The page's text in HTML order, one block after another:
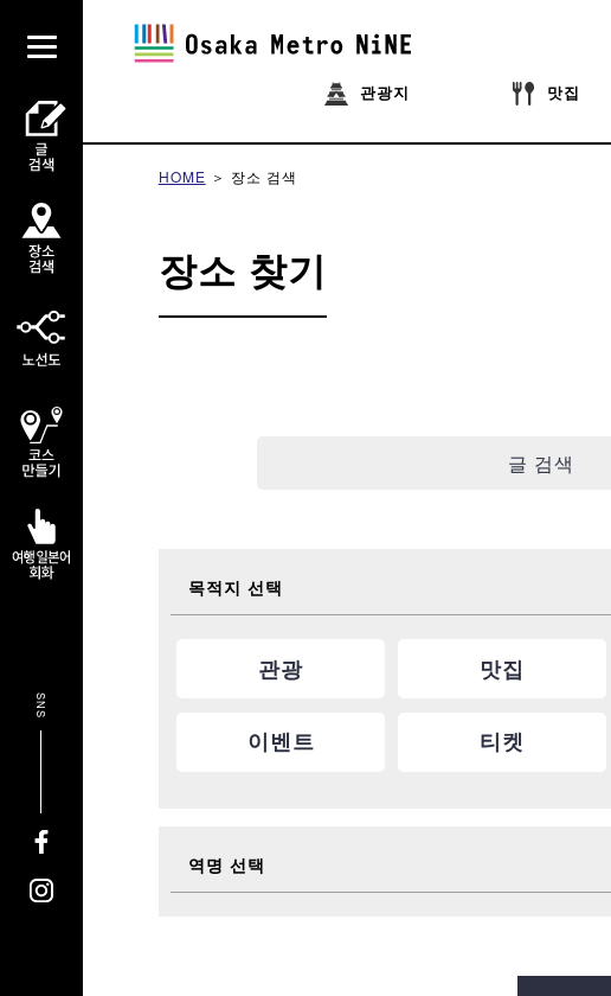
관광지 맛집
SNS
HOME 장소 검색
장소 찾기
글 검색
목적지 선택
관광 맛집
이벤트 티켓
역명 선택
나가호리쓰루미료쿠치선